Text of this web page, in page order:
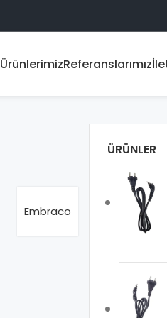
ÜrünlerimizReferanslarımız
Embraco
ÜRÜNLER